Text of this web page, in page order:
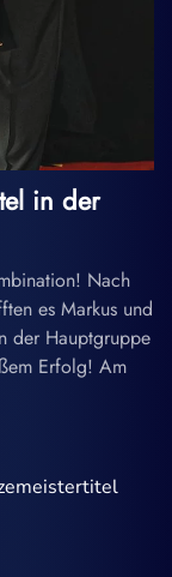
in der
Nach
es Markus und
der Hauptgruppe
Erfolg! Am